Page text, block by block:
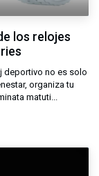
los relojes
deportivo no es solo
organiza tu
matuti...